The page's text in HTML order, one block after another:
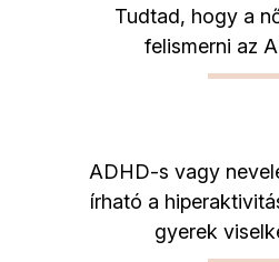
Tudtad, hogy a
felismerni az
ADHD-s vagy
írható a
gyerek